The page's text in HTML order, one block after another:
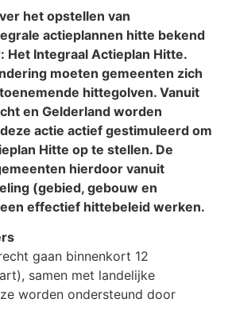
het opstellen van
actieplannen hitte bekend
Het Integraal Actieplan Hitte.
moeten gemeenten zich
hittegolven. Vanuit
en Gelderland worden
actie actief gestimuleerd om
Hitte op te stellen. De
hierdoor vanuit
(gebied, gebouw en
effectief hittebeleid werken.
gaan binnenkort 12
samen met landelijke
worden ondersteund door